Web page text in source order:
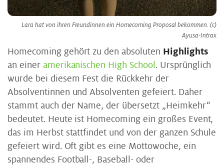
Lara hat von ihren Freundinnen ein Homecoming Proposal bekommen. (c)
Ayusa-Intrax
Homecoming gehört zu den absoluten Highlights
an einer amerikanischen High School . Ursprünglich
wurde bei diesem Fest die Rückkehr der
Absolventinnen und Absolventen gefeiert. Daher
stammt auch der Name, der übersetzt „Heimkehr“
bedeutet. Heute ist Homecoming ein großes Event,
das im Herbst stattfindet und von der ganzen Schule
gefeiert wird. Oft gibt es eine Mottowoche, ein
spannendes Football-, Baseball- oder